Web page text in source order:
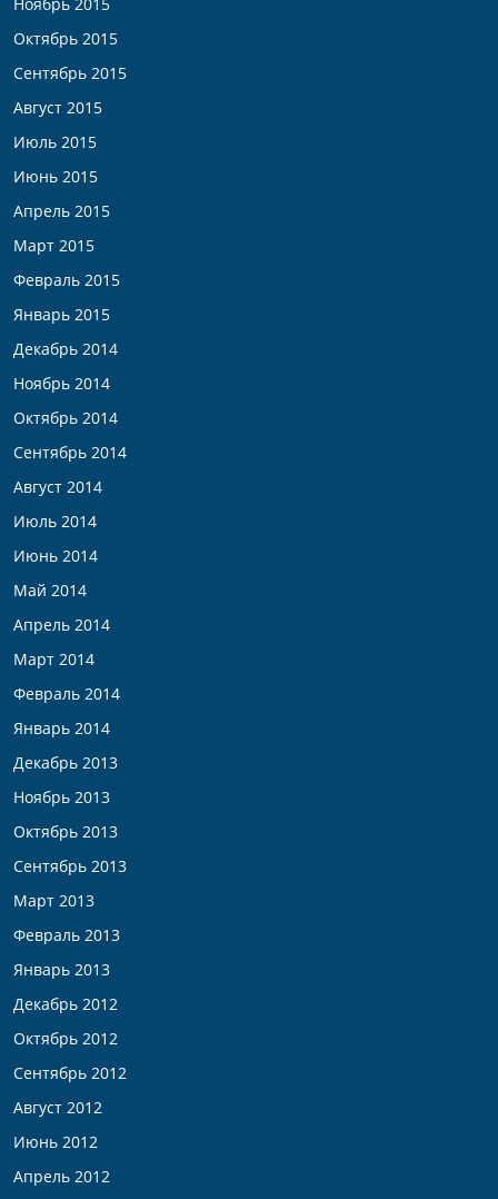
Ноябрь 2015
Октябрь 2015
Сентябрь 2015
Август 2015
Июль 2015
Июнь 2015
Апрель 2015
Март 2015
Февраль 2015
Январь 2015
Декабрь 2014
Ноябрь 2014
Октябрь 2014
Сентябрь 2014
Август 2014
Июль 2014
Июнь 2014
Май 2014
Апрель 2014
Март 2014
Февраль 2014
Январь 2014
Декабрь 2013
Ноябрь 2013
Октябрь 2013
Сентябрь 2013
Март 2013
Февраль 2013
Январь 2013
Декабрь 2012
Октябрь 2012
Сентябрь 2012
Август 2012
Июнь 2012
Апрель 2012